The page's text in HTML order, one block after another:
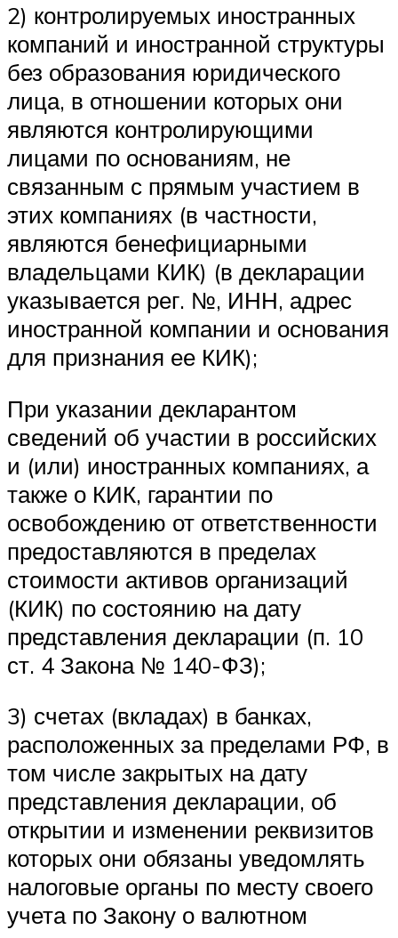
2) контролируемых иностранных
компаний и иностранной структуры
без образования юридического
лица, в отношении которых они
являются контролирующими
лицами по основаниям, не
связанным с прямым участием в
этих компаниях (в частности,
являются бенефициарными
владельцами КИК) (в декларации
указывается рег. №, ИНН, адрес
иностранной компании и основания
для признания ее КИК);
При указании декларантом
сведений об участии в российских
и (или) иностранных компаниях, а
также о КИК, гарантии по
освобождению от ответственности
предоставляются в пределах
стоимости активов организаций
(КИК) по состоянию на дату
представления декларации (п. 10
ст. 4 Закона № 140-ФЗ);
3) счетах (вкладах) в банках,
расположенных за пределами РФ, в
том числе закрытых на дату
представления декларации, об
открытии и изменении реквизитов
которых они обязаны уведомлять
налоговые органы по месту своего
учета по Закону о валютном